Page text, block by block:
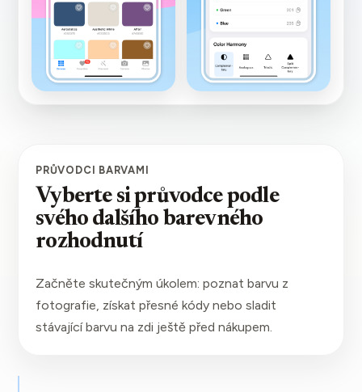
PRŮVODCI BARVAMI
Vyberte si průvodce podle
svého dalšího barevného
rozhodnutí
Začněte skutečným úkolem: poznat barvu z
fotografie, získat přesné kódy nebo sladit
stávající barvu na zdi ještě před nákupem.